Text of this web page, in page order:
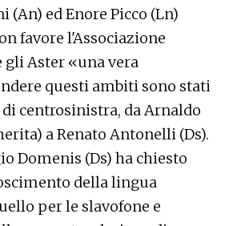
(An) ed Enore Picco (Ln)
favore l'Associazione
gli Aster «una vera
questi ambiti sono stati
centrosinistra, da Arnaldo
a Renato Antonelli (Ds).
Domenis (Ds) ha chiesto
della lingua
per le slavofone e